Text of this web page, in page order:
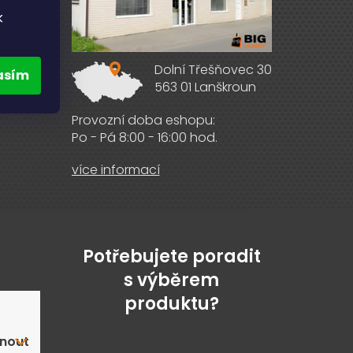
Dolní Třešňovec 30
563 01 Lanškroun
Provozní doba eshopu:
Po - Pá 8:00 - 16:00 hod.
více informací
Potřebujete poradit
s výběrem
produktu?